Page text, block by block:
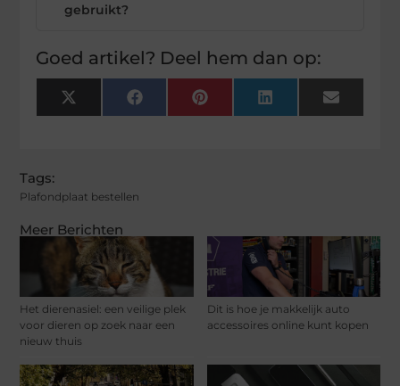
Meer Berichten
Het dierenasiel: een veilige plek
voor dieren op zoek naar een
nieuw thuis
Dit is hoe je makkelijk auto
accessoires online kunt kopen
gebruikt?
Goed artikel? Deel hem dan op:
X
(Twitter)
FacebookPinterest LinkedIn Email
Tags:
Plafondplaat bestellen